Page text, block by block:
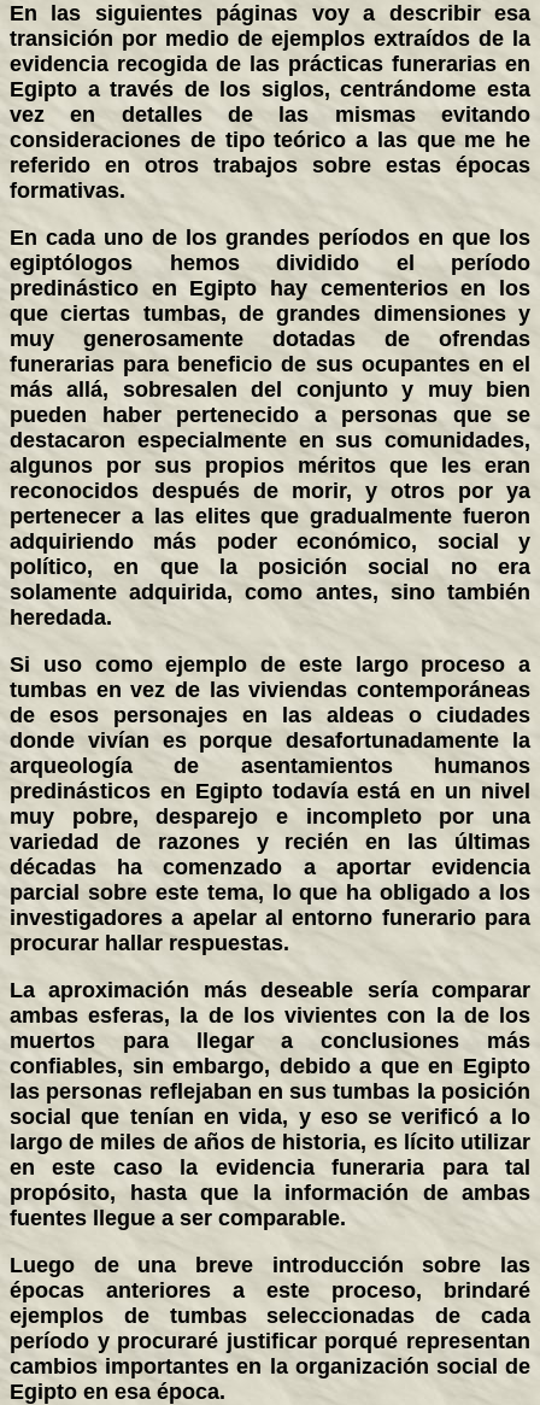
En las siguientes páginas voy a describir esa
transición por medio de ejemplos extraídos de la
evidencia recogida de las prácticas funerarias en
Egipto a través de los siglos, centrándome esta
vez en detalles de las mismas evitando
consideraciones de tipo teórico a las que me he
referido en otros trabajos sobre estas épocas
formativas.
En cada uno de los grandes períodos en que los
egiptólogos hemos dividido el período
predinástico en Egipto hay cementerios en los
que ciertas tumbas, de grandes dimensiones y
muy generosamente dotadas de ofrendas
funerarias para beneficio de sus ocupantes en el
más allá, sobresalen del conjunto y muy bien
pueden haber pertenecido a personas que se
destacaron especialmente en sus comunidades,
algunos por sus propios méritos que les eran
reconocidos después de morir, y otros por ya
pertenecer a las elites que gradualmente fueron
adquiriendo más poder económico, social y
político, en que la posición social no era
solamente adquirida, como antes, sino también
heredada.
Si uso como ejemplo de este largo proceso a
tumbas en vez de las viviendas contemporáneas
de esos personajes en las aldeas o ciudades
donde vivían es porque desafortunadamente la
arqueología de asentamientos humanos
predinásticos en Egipto todavía está en un nivel
muy pobre, desparejo e incompleto por una
variedad de razones y recién en las últimas
décadas ha comenzado a aportar evidencia
parcial sobre este tema, lo que ha obligado a los
investigadores a apelar al entorno funerario para
procurar hallar respuestas.
La aproximación más deseable sería comparar
ambas esferas, la de los vivientes con la de los
muertos para llegar a conclusiones más
confiables, sin embargo, debido a que en Egipto
las personas reflejaban en sus tumbas la posición
social que tenían en vida, y eso se verificó a lo
largo de miles de años de historia, es lícito utilizar
en este caso la evidencia funeraria para tal
propósito, hasta que la información de ambas
fuentes llegue a ser comparable.
Luego de una breve introducción sobre las
épocas anteriores a este proceso, brindaré
ejemplos de tumbas seleccionadas de cada
período y procuraré justificar porqué representan
cambios importantes en la organización social de
Egipto en esa época.